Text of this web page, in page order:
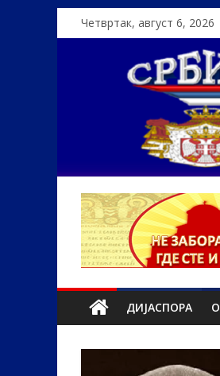
Четвртак, август 6, 2026
ДИЈАСПОРА